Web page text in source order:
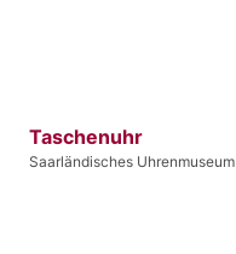
Taschenuhr
Saarländisches Uhrenmuseum